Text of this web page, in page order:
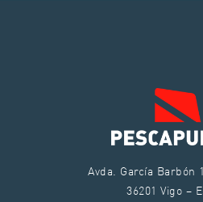
Avda. García Barbón
36201 Vigo –